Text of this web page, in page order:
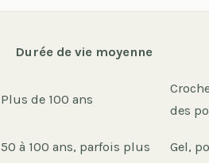
Durée de vie moyenne
Plus de 100 ans
des
50 à 100 ans, parfois plus Gel,